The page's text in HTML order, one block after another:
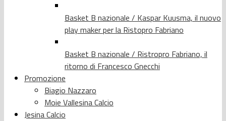
Basket B nazionale / Kaspar Kuusma, il nuovo
play maker per la Ristopro Fabriano
Basket B nazionale / Ristropro Fabriano, il
ritorno di Francesco Gnecchi
Promozione
Biagio Nazzaro
Moie Vallesina Calcio
Jesina Calcio